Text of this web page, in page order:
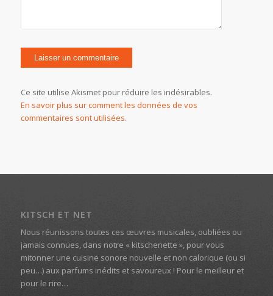
Ce site utilise Akismet pour réduire les indésirables.
En savoir plus sur comment les données de vos
commentaires sont utilisées.
KITSCH ET NET
Nous réunissons toutes ces œuvres musicales, oubliées ou
jamais connues, dans notre « kitschenette », pour vous
mitonner une cuisine sonore nouvelle et non calorique (ou si
peu…) aux parfums inédits et savoureux ! Pour le meilleur et
pour le rire…